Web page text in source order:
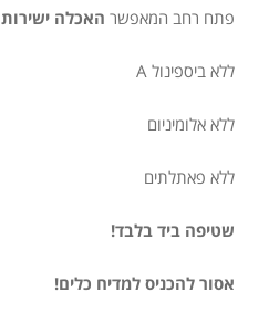
פתח רחב המאפשר האכלה ישירות
ללא ביספינול A
ללא אלומיניום
ללא פאתלתים
שטיפה ביד בלבד!
אסור להכניס למדיח כלים!